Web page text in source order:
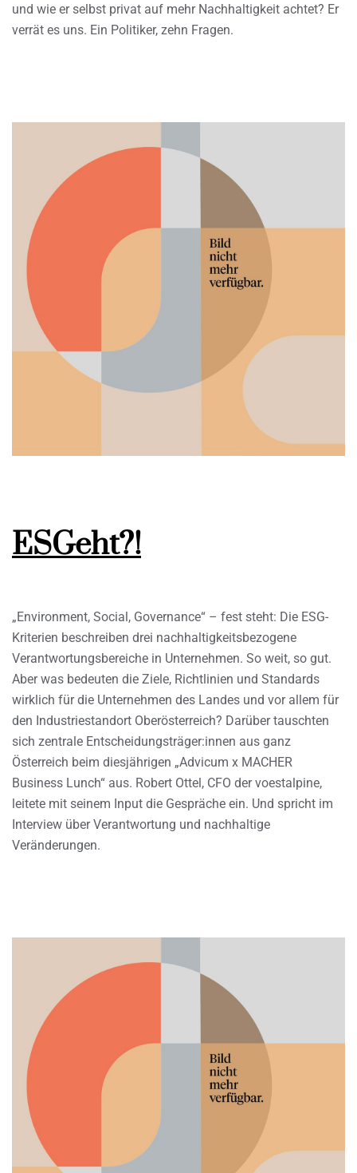
und wie er selbst privat auf mehr Nachhaltigkeit achtet? Er
verrät es uns. Ein Politiker, zehn Fragen.
ESGeht?!
„Environment, Social, Governance“ – fest steht: Die ESG-
Kriterien beschreiben drei nachhaltigkeitsbezogene
Verantwortungsbereiche in Unternehmen. So weit, so gut.
Aber was bedeuten die Ziele, Richtlinien und Standards
wirklich für die Unternehmen des Landes und vor allem für
den Industriestandort Oberösterreich? Darüber tauschten
sich zentrale Entscheidungsträger:innen aus ganz
Österreich beim diesjährigen „Advicum x MACHER
Business Lunch“ aus. Robert Ottel, CFO der voestalpine,
leitete mit seinem Input die Gespräche ein. Und spricht im
Interview über Verantwortung und nachhaltige
Veränderungen.